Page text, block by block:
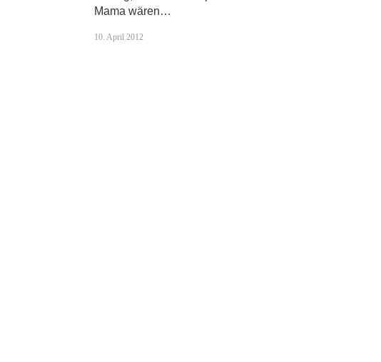
Mama wären…
10. April 2012